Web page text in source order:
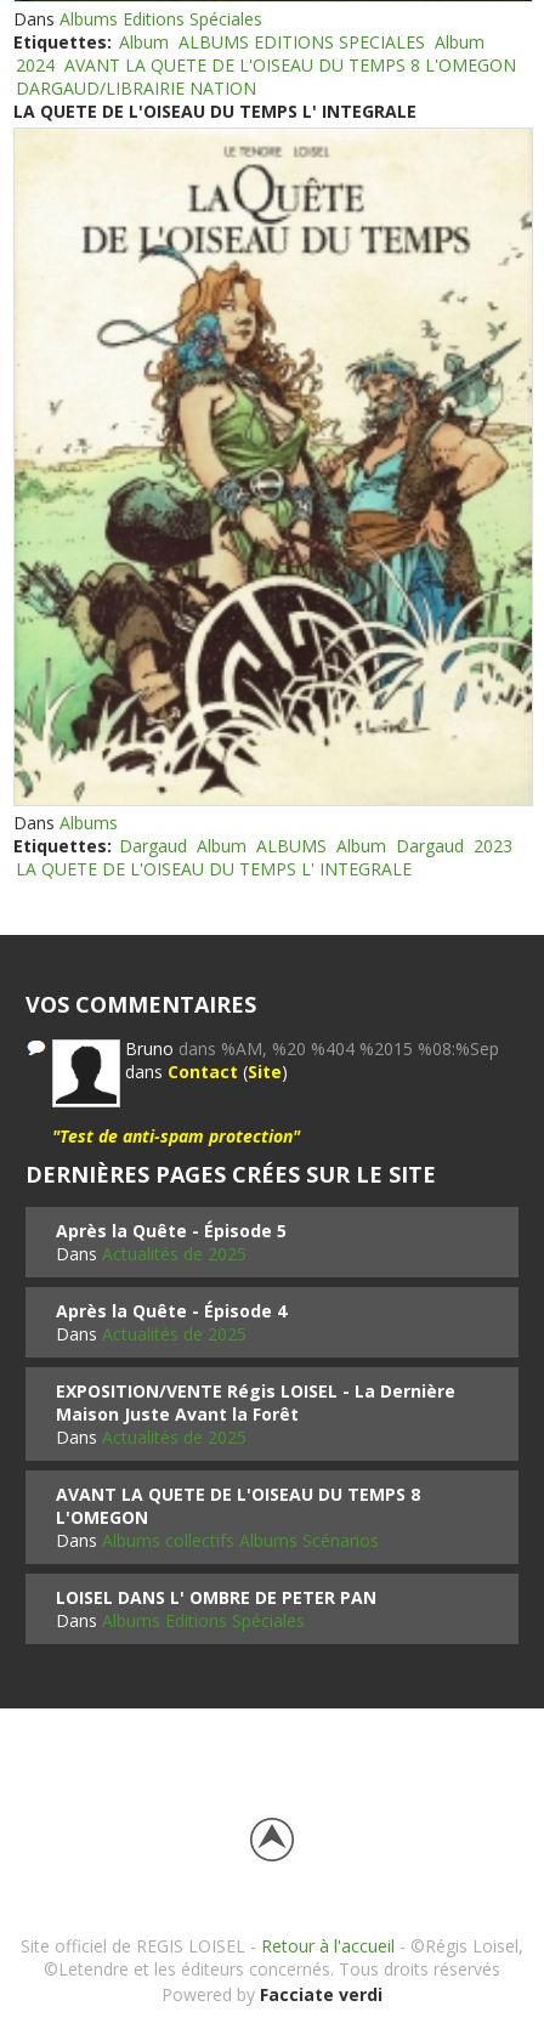
DansAlbums Editions Spéciales
Etiquettes: Album ALBUMS EDITIONS SPECIALES Album
2024 AVANT LA QUETE DE L'OISEAU DU TEMPS 8 L'OMEGON
DARGAUD/LIBRAIRIE NATION
LA QUETE DE L'OISEAU DU TEMPS L' INTEGRALE
DansAlbums
Etiquettes: Dargaud Album ALBUMS Album Dargaud 2023
LA QUETE DE L'OISEAU DU TEMPS L' INTEGRALE
VOS COMMENTAIRES
Bruno dans %AM, %20 %404 %2015 %08:%Sep
dans Contact (Site)
"Test de anti-spam protection"
DERNIÈRES PAGES CRÉES SUR LE SITE
Après la Quête - Épisode 5
DansActualités de 2025
Après la Quête - Épisode 4
DansActualités de 2025
EXPOSITION/VENTE Régis LOISEL - La Dernière
Maison Juste Avant la Forêt
DansActualités de 2025
AVANT LA QUETE DE L'OISEAU DU TEMPS 8
L'OMEGON
DansAlbums collectifs Albums Scénarios
LOISEL DANS L' OMBRE DE PETER PAN
DansAlbums Editions Spéciales
Site officiel de REGIS LOISEL - Retour à l'accueil - ©Régis Loisel,
©Letendre et les éditeurs concernés. Tous droits réservés
Powered by Facciate verdi